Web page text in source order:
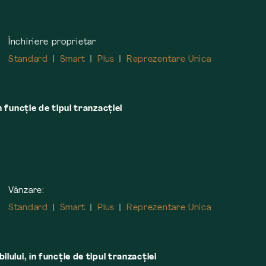
Închiriere proprietar
Standard
Smart Plus Reprezentare Unica
funcție de tipul tranzacției
Vânzare:
Standard
Smart Plus Reprezentare Unica
în funcţie de tipul tranzacţiei